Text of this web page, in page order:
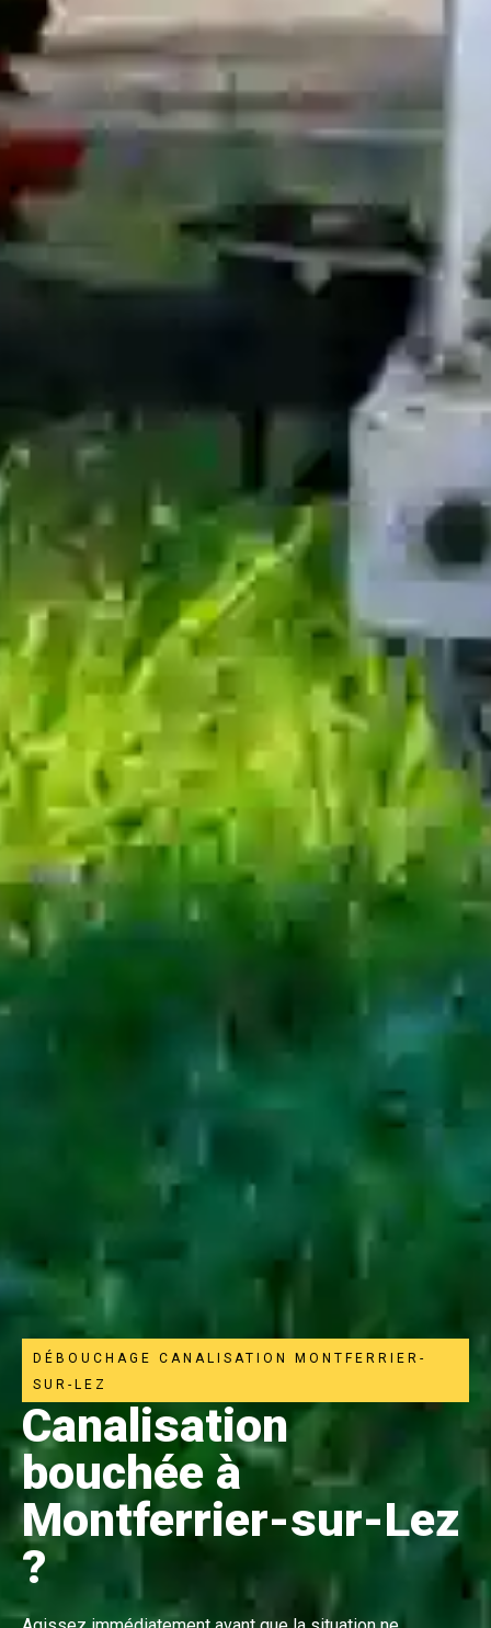
DÉBOUCHAGE CANALISATION MONTFERRIER-
SUR-LEZ
Canalisation
bouchée à
Montferrier-sur-Lez
?